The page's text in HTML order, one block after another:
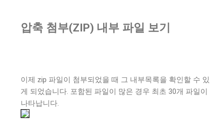
압축 첨부(ZIP) 내부 파일 보기
이제 zip 파일이 첨부되었을 때 그 내부목록을 확인할 수 있
게 되었습니다. 포함된 파일이 많은 경우 최초 30개 파일이
나타납니다.